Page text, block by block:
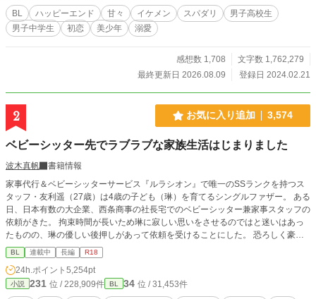
なお世話されています』の中の脇カップルだったのですが、最近ものすごくこの
2人の出番が増えてきて主人公カップルの話が進まないので、直純が磯山先生宅
にお世話になるところから話を独立させることにしました。 とりあえずあちら
もありR18までは少しかかりますが、その場面には※つけます。
BL ハッピーエンド 甘々 イケメン スパダリ
男子高校生
男子中学生
初恋 美少年 溺愛
感想数 1,708
文字数 1,762,279
最終更新日 2026.08.09
登録日 2024.02.21
2 お気に入り追加 3,574
ベビーシッター先でラブラブな家族生活はじまりました
波木真帆
書籍情報
家事代行＆ベビーシッターサービス『ルラシオン』で唯一のSSランクを持つス
タッフ・友利遥（27歳）は4歳の子ども（琳）を育てるシングルファザー。 ある
日、日本有数の大企業、西条商事の社長宅でのベビーシッター兼家事スタッフの
依頼がきた。 拘束時間が長いため琳に寂しい思いをさせるのではと迷いはあっ
たものの、琳の優しい後押しがあって依頼を受けることにした。 恐ろしく豪華
なマンションで３歳の男の子のベビーシッターが始まり順調な出だしだったがと
んでもない事件が巻き起こり、しばらくの間、琳も一緒に社長宅で住み込みで働
くことに。でもなぜか一緒に暮らし始めてから西条さんとラブラブな雰囲気にな
ってきて……。 シングルファザーのベビーシッターと子どもの扱いに慣れてい
BL 連載中 長編 R18
24h.ポイント 5,254pt
小説 231 位 / 228,909件 BL 34 位 / 31,453件